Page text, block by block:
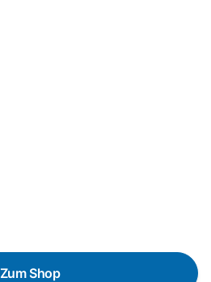
Zum Shop